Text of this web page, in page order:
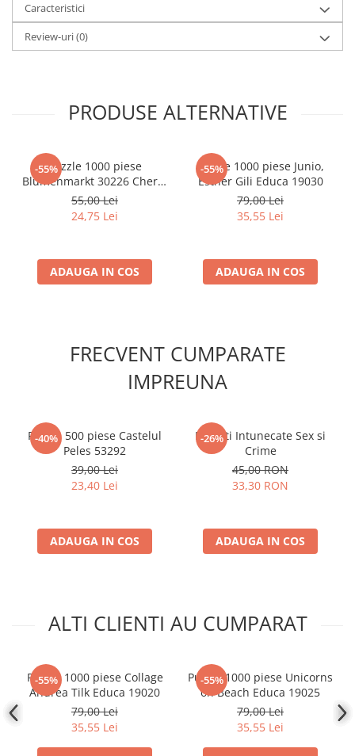
Studio Ghibli/My Neighbor
Totoro/Kiki etc
Minecraft
Dragon Ball
One Piece
Lord of The Rings
Naruto Shippuden
Sailor Moon
Star Trek
Collectibles
KPop Demon Hunters
Book Nooks
Hello Kitty - Produse Oficiale
Trading Card Games
DragonBallZ
Pokemon TCG
Digimon Card Game
Cardfight!! Vanguard
Weis Schwarz
Flesh and Blood
Caracteristici
Review-uri(0)
PRODUSE ALTERNATIVE
-55%Puzzle 1000 piese
Blumenmarkt 30226 Cherry
Pazzi
55,00 Lei
24,75 Lei
ADAUGA IN COS
-55%
Puzzle 1000 piese Junio,
Esther Gili Educa 19030
79,00 Lei
35,55 Lei
ADAUGA IN COS
FRECVENT CUMPARATE
IMPREUNA
-40%
Puzzle 500 piese Castelul
Peles 53292
39,00 Lei
23,40 Lei
ADAUGA IN COS
-26%
Povesti Intunecate Sex si
Crime
45,00 RON
33,30 RON
ADAUGA IN COS
ALTI CLIENTI AU CUMPARAT
-55%
Puzzle 1000 piese Collage
Andrea Tilk Educa 19020
79,00 Lei
35,55 Lei
-55%
Puzzle 1000 piese Unicorns
on Beach Educa 19025
79,00 Lei
35,55 Lei